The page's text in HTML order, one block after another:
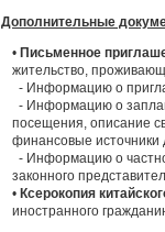
Дополнительные
• Письменное
жительство,
- Информацию о
- Информацию о
посещения, описание
финансовые источники
- Информацию о
законного
• Ксерокопия
иностранного